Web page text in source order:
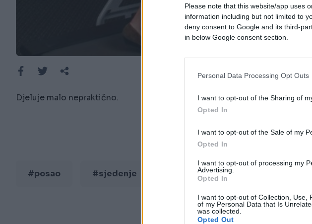
Please note that this website/app uses
information including but not limited to
deny consent to Google and its third-
in below Google consent section.
Personal Data Processing Opt Outs
I want to opt-out of the Sharing of
Opted In
I want to opt-out of the Sale of my
Opted In
I want to opt-out of processing my
Advertising.
Opted In
I want to opt-out of Collection, Use,
of my Personal Data that Is
was collected.
Opted Out
Djeluje malo nepraktično.
#posao #sjedenje #vježbanje